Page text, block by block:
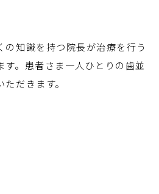
知識を持つ院長が治療を行う
。患者さま一人ひとりの歯並
だきます。